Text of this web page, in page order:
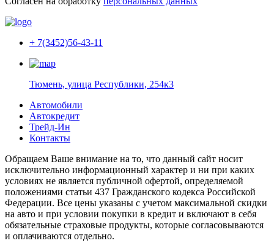
+ 7(3452)56-43-11
Тюмень, улица Республики, 254к3
Автомобили
Автокредит
Трейд-Ин
Контакты
Обращаем Ваше внимание на то, что данный сайт носит
исключительно информационный характер и ни при каких
условиях не является публичной офертой, определяемой
положениями статьи 437 Гражданского кодекса Российской
Федерации. Все цены указаны с учетом максимальной скидки
на авто и при условии покупки в кредит и включают в себя
обязательные страховые продукты, которые согласовываются
и оплачиваются отдельно.